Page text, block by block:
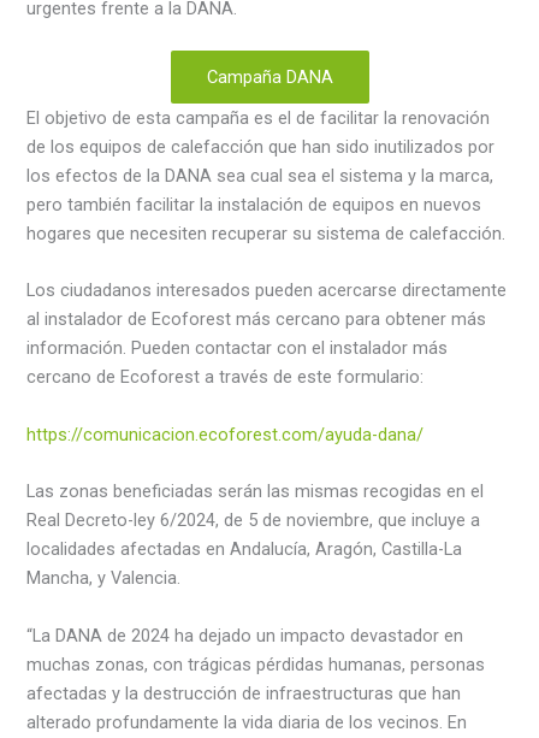
urgentes frente a la DANA.
Campaña DANA
El objetivo de esta campaña es el de facilitar la renovación
de los equipos de calefacción que han sido inutilizados por
los efectos de la DANA sea cual sea el sistema y la marca,
pero también facilitar la instalación de equipos en nuevos
hogares que necesiten recuperar su sistema de calefacción.
Los ciudadanos interesados pueden acercarse directamente
al instalador de Ecoforest más cercano para obtener más
información. Pueden contactar con el instalador más
cercano de Ecoforest a través de este formulario:
https://comunicacion.ecoforest.com/ayuda-dana/
Las zonas beneficiadas serán las mismas recogidas en el
Real Decreto-ley 6/2024, de 5 de noviembre, que incluye a
localidades afectadas en Andalucía, Aragón, Castilla-La
Mancha, y Valencia.
“La DANA de 2024 ha dejado un impacto devastador en
muchas zonas, con trágicas pérdidas humanas, personas
afectadas y la destrucción de infraestructuras que han
alterado profundamente la vida diaria de los vecinos. En